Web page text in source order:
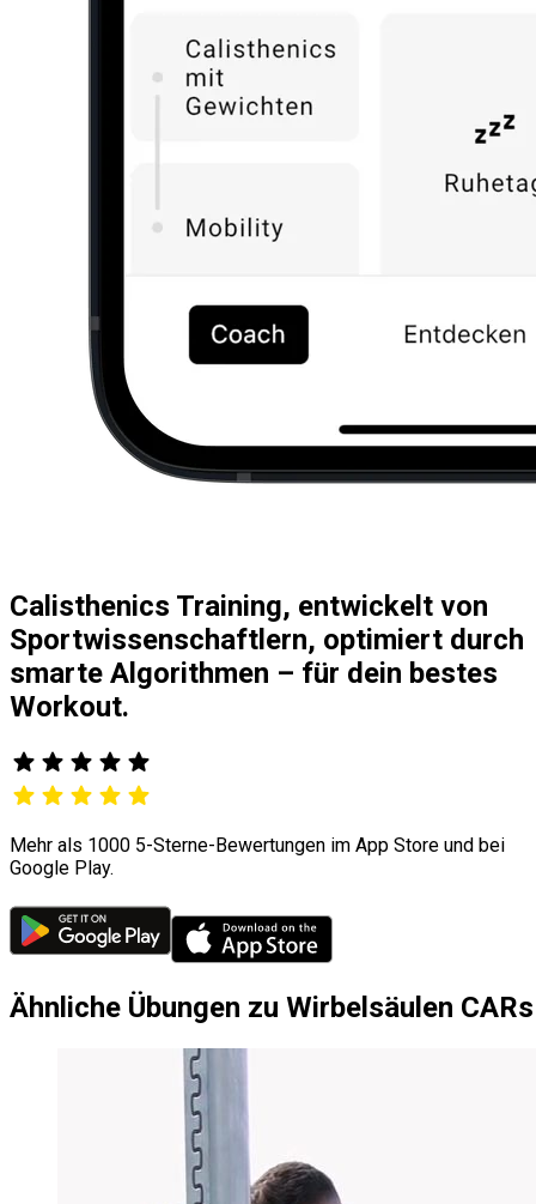
Calisthenics Training, entwickelt von
Sportwissenschaftlern, optimiert durch
smarte Algorithmen – für dein bestes
Workout.
Mehr als 1000 5-Sterne-Bewertungen im App Store und bei
Google Play.
Ähnliche Übungen zu Wirbelsäulen CARs